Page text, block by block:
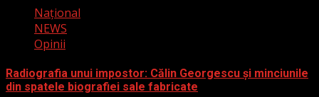
Naţional
NEWS
Opinii
Radiografia unui impostor: Călin Georgescu și minciunile
din spatele biografiei sale fabricate